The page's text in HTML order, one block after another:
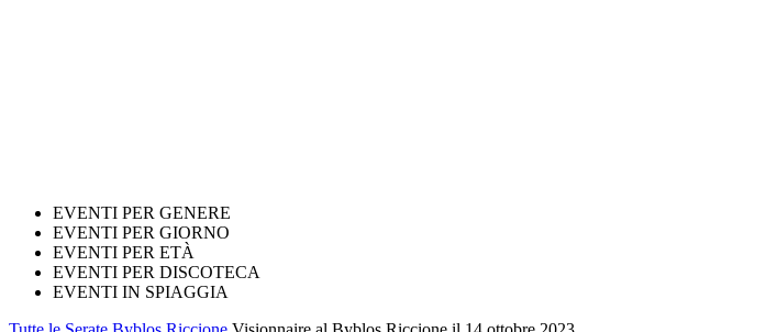
EVENTI PER GENERE
EVENTI PER GIORNO
EVENTI PER ETÀ
EVENTI PER DISCOTECA
EVENTI IN SPIAGGIA